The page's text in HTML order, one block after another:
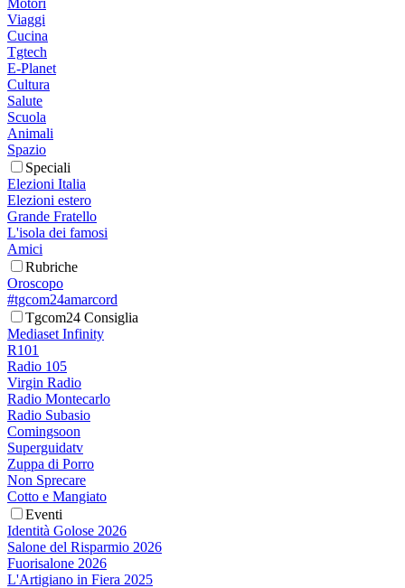
Viaggi
Cucina
Tgtech
E-Planet
Cultura
Salute
Scuola
Animali
Spazio
Speciali
Elezioni Italia
Elezioni estero
Grande Fratello
L'isola dei famosi
Amici
Rubriche
Oroscopo
#tgcom24amarcord
Tgcom24 Consiglia
Mediaset Infinity
R101
Radio 105
Virgin Radio
Radio Montecarlo
Radio Subasio
Comingsoon
Superguidatv
Zuppa di Porro
Non Sprecare
Cotto e Mangiato
Eventi
Identità Golose 2026
Salone del Risparmio 2026
Fuorisalone 2026
L'Artigiano in Fiera 2025